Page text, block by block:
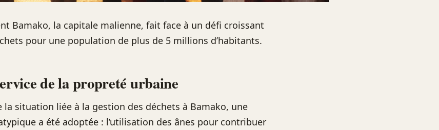
Bamako, la capitale malienne, fait face à un défi croissant
pour une population de plus de 5 millions d’habitants.
de la propreté urbaine
la situation liée à la gestion des déchets à Bamako, une
a été adoptée : l’utilisation des ânes pour contribuer